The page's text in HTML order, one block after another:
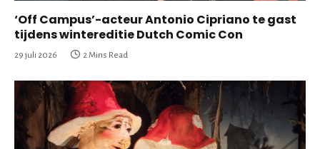
‘Off Campus’-acteur Antonio Cipriano te gast
tijdens wintereditie Dutch Comic Con
29 juli 2026 2 Mins Read